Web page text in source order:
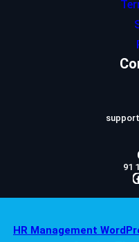
91
Facebook
HR Management